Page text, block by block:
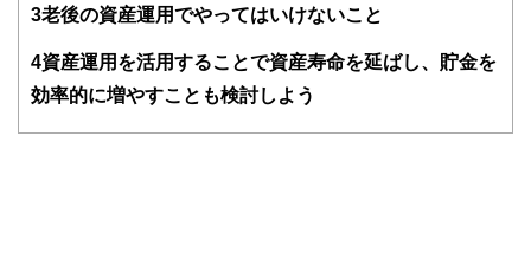
FinancialFieldの特徴は、ファイナンシャルプランナー、弁
ドバイザー、DCプランナー、公認会計士、社会保険労務
士、行政書士、投資アナリスト、キャリアコンサルタントな
ど150名以上の有資格者を執筆者・監修者として迎え、むず
をわかりやすく発信している点です。
3老後の資産運用でやってはいけないこと
4資産運用を活用することで資産寿命を延ばし、貯金を
効率的に増やすことも検討しよう